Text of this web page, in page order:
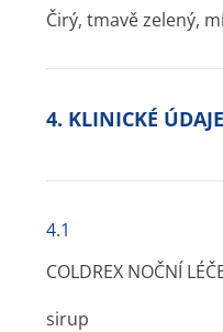
Čirý, tmavě zelený,
4. KLINICKÉ ÚDAJE
4.1
COLDREX NOČNÍ
sirup